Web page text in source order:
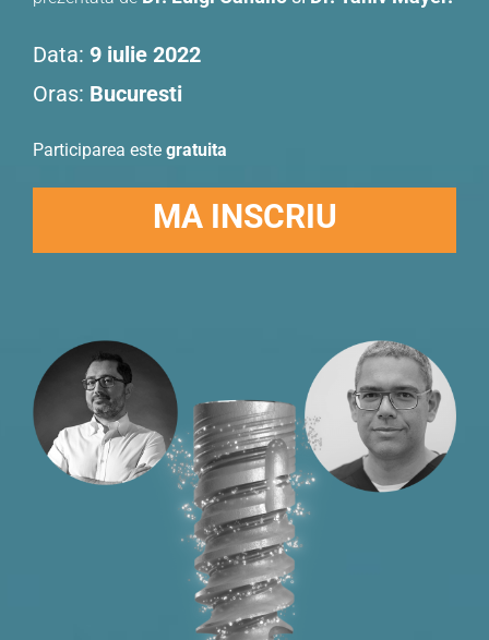
Data: 9 iulie 2022
Oras: Bucuresti
Participarea este gratuita
MA INSCRIU